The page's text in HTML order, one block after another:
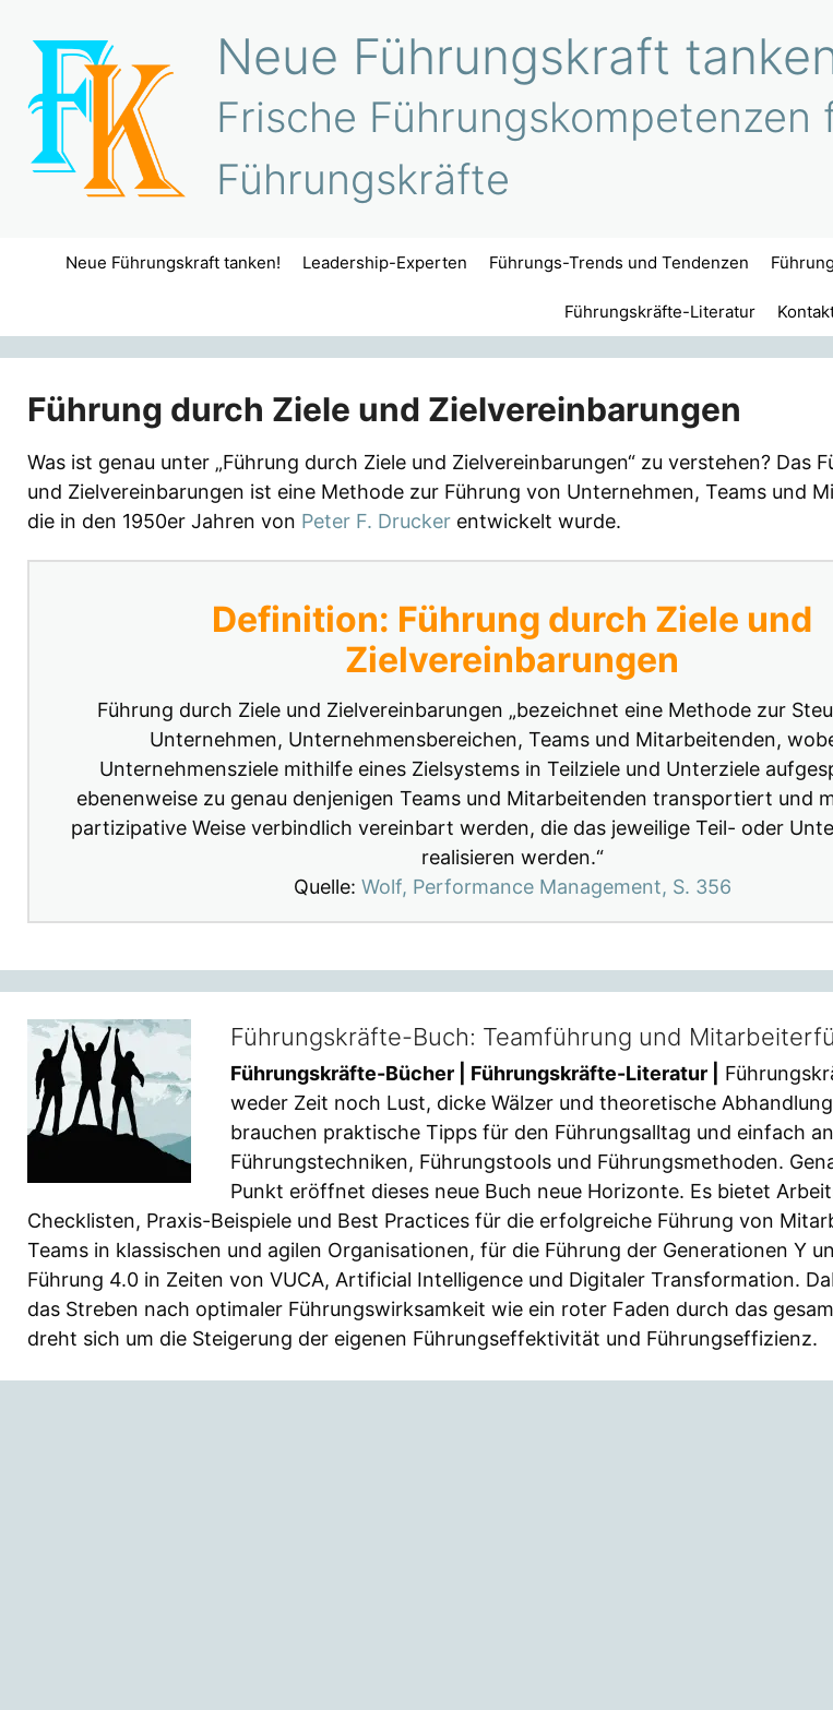
Inhalt
Neue Führungskraft
Frische
Führungskräfte
Neue Führungskraft tanken! Leadership-Experten Führungs-Trends und Tendenzen
Führungskräfte-Literatur
Führung durch Ziele und Zielvereinbarungen
Was ist genau unter „Führung durch Ziele und Zielvereinbarungen“ zu verstehen? Das
und Zielvereinbarungen ist eine Methode zur Führung von Unternehmen, Teams und
die in den 1950er Jahren von Peter F. Drucker entwickelt wurde.
Definition: Führung durch Ziele und
Zielvereinbarungen
Führung durch Ziele und Zielvereinbarungen „bezeichnet eine Methode zur
Unternehmen, Unternehmensbereichen, Teams und Mitarbeitenden,
Unternehmensziele mithilfe eines Zielsystems in Teilziele und Unterziele
ebenenweise zu genau denjenigen Teams und Mitarbeitenden transportiert und
partizipative Weise verbindlich vereinbart werden, die das jeweilige Teil- oder
realisieren werden.“
Quelle: Wolf, Performance Management, S. 356
Führungskräfte-Buch: Teamführung und
Führungskräfte-Bücher | Führungskräfte-Literatur |
weder Zeit noch Lust, dicke Wälzer und theoretische
brauchen praktische Tipps für den Führungsalltag und einfach
Führungstechniken, Führungstools und Führungsmethoden.
Punkt eröffnet dieses neue Buch neue Horizonte. Es bietet
Checklisten, Praxis-Beispiele und Best Practices für die erfolgreiche Führung von
Teams in klassischen und agilen Organisationen, für die Führung der Generationen Y
Führung 4.0 in Zeiten von VUCA, Artificial Intelligence und Digitaler Transformation.
das Streben nach optimaler Führungswirksamkeit wie ein roter Faden durch das
dreht sich um die Steigerung der eigenen Führungseffektivität und Führungseffizienz.